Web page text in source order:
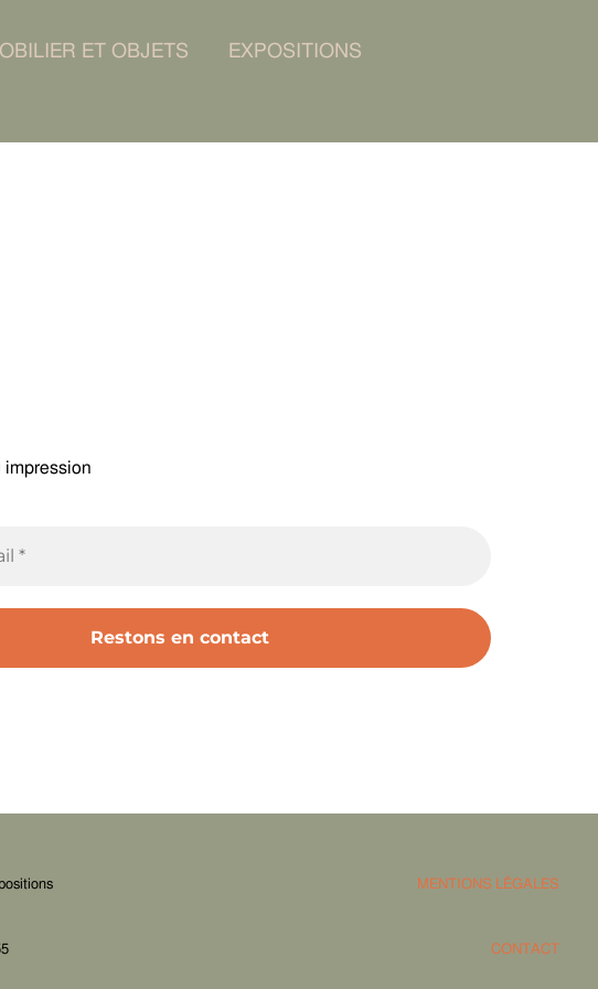
ET OBJETS EXPOSITIONS
impression
MENTIONS LÉGALES
CONTACT